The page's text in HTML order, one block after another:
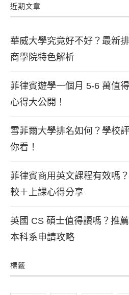
近期文章
華威大學究竟好不好？最新
商學院特色解析
菲律賓遊學一個月 5-6 萬值
心得大公開！
雪菲爾大學排名如何？學校
你看！
菲律賓商用英文課程有效嗎
較＋上課心得分享
英國 CS 碩士值得讀嗎？推
本科系申請攻略
標籤